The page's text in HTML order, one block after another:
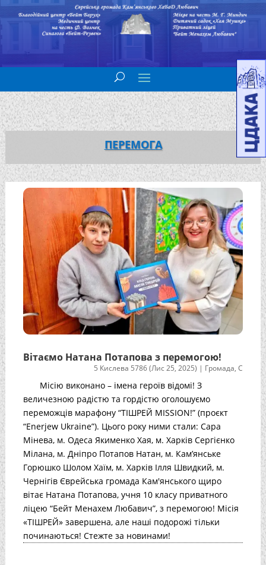
ПЕРЕМОГА
Вітаємо Натана Потапова з перемогою!
5 Кислева 5786 (Лис 25, 2025) | Громада,С
Місію виконано – імена героїв відомі! З
величезною радістю та гордістю оголошуємо
переможців марафону “ТІШРЕЙ MISSION!” (проєкт
“Enerjew Ukraine”). Цього року ними стали: Сара
Мінева, м. Одеса Якименко Хая, м. Харків Сергієнко
Мілана, м. Дніпро Потапов Натан, м. Камʼянське
Горюшко Шолом Хаїм, м. Харків Ілля Швидкий, м.
Чернігів Єврейська громада Кам'янського щиро
вітає Натана Потапова, учня 10 класу приватного
ліцею “Бейт Менахем Любавич”, з перемогою! Місія
«ТІШРЕЙ» завершена, але наші подорожі тільки
починаються! Стежте за новинами!